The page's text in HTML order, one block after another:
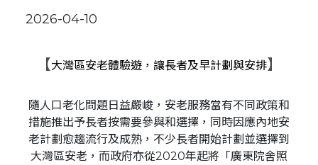
2026-04-10
【大灣區安老體驗遊，讓長者及早計劃與安排】
隨人口老化問題日益嚴峻，安老服務當有不同政策和
措施推出予長者按需要參與和選擇，同時因應內地安
老計劃愈趨流行及成熟，不少長者開始計劃並選擇到
大灣區安老，而政府亦從2020年起將「廣東院舍照